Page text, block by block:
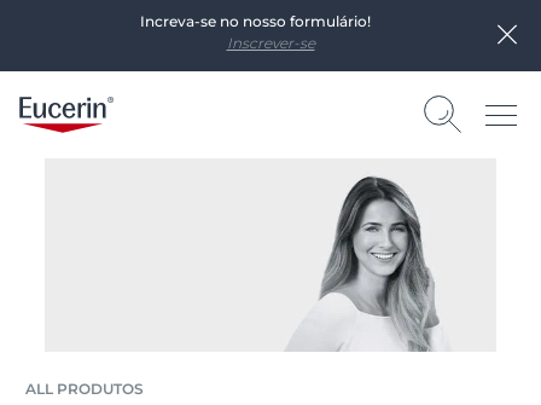
Increva-se no nosso formulário!
Inscrever-se
ALL PRODUTOS